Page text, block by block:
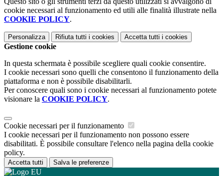
cookie necessari al funzionamento ed utili alle finalità illustrate nella
COOKIE POLICY.
Personalizza Rifiuta tutti i cookies Accetta tutti i cookies
Gestione cookie
In questa schermata è possibile scegliere quali cookie consentire.
I cookie necessari sono quelli che consentono il funzionamento della
piattaforma e non è possibile disabilitarli.
Per conoscere quali sono i cookie necessari al funzionamento potete
visionare la COOKIE POLICY.
Cookie necessari per il funzionamento
I cookie necessari per il funzionamento non possono essere
disabilitati. È possibile consultare l'elenco nella pagina della cookie
policy.
Accetta tutti Salva le preferenze